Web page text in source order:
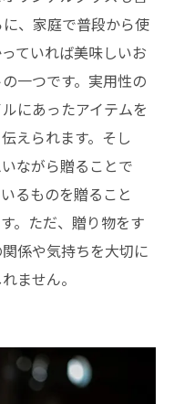
、家庭で普段から使
ていれば美味しいお
一つです。実用性の
にあったアイテムを
えられます。そし
ながら贈ることで
るものを贈ること
。ただ、贈り物をす
係や気持ちを大切に
ません。